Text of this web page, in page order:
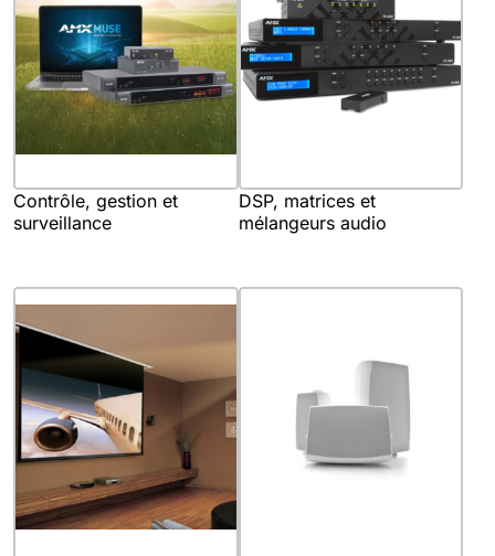
Contrôle, gestion et
surveillance
DSP, matrices et
mélangeurs audio